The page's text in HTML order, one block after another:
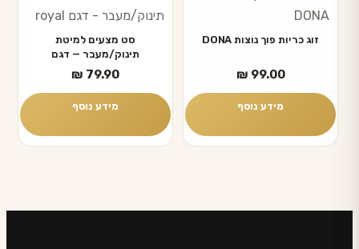
זוג כריות פוך נוצות DONA
₪ 99.00
מידע נוסף
סט מצעים למיטת
תינוק/מעבר — דגם
KENSINGTON
₪ 79.90
מידע נוסף